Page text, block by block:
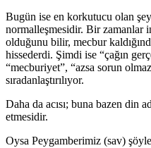
Bugün ise en korkutucu olan
normalleşmesidir. Bir zamanlar
olduğunu bilir, mecbur
hissederdi. Şimdi ise “çağın
“mecburiyet”, “azsa sorun
sıradanlaştırılıyor.
Daha da acısı; buna bazen din
etmesidir.
Oysa Peygamberimiz (sav)